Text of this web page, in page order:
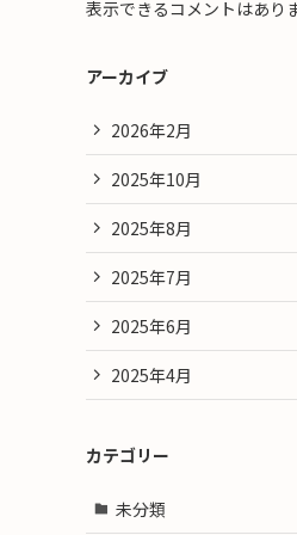
表示できるコメントはあり
アーカイブ
2026年2月
2025年10月
2025年8月
2025年7月
2025年6月
2025年4月
カテゴリー
未分類